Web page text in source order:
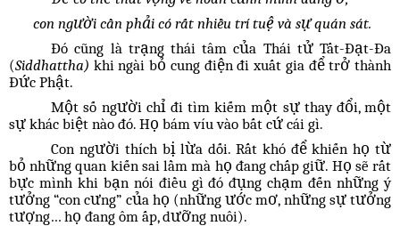
con người cần phải có rất nhiều trí tuệ và sự quán sát.
Đó cũng là trạng thái tâm của Thái tử Tất-Đạt-Đa
(Siddhattha) khi ngài bỏ cung điện đi xuất gia để trở thành
Đức Phật.
Một số người chỉ đi tìm kiếm một sự thay đổi, một
sự khác biệt nào đó. Họ bám víu vào bất cứ cái gì.
Con người thích bị lừa dối. Rất khó để khiến họ từ
bỏ những quan kiến sai lầm mà họ đang chấp giữ. Họ sẽ rất
bực mình khi bạn nói điều gì đó đụng chạm đến những ý
tưởng “con cưng” của họ (những ước mơ, những sự tưởng
tượng… họ đang ôm ấp, dưỡng nuôi).